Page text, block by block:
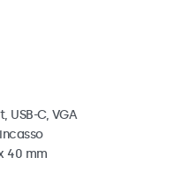
USB-C, VGA
40 mm